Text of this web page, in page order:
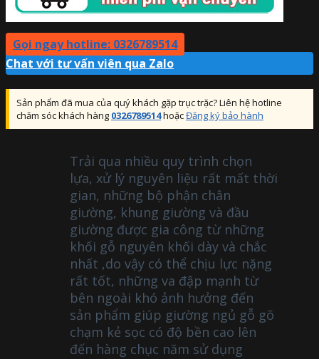
Gọi ngay hotline: 0326789514
Chat với tư vấn viên qua Zalo
Sản phẩm đã mua của quý khách gặp trục trặc? Liên hệ hotline
chăm sóc khách hàng 0326789514hoặcĐăng ký bảo hành
Trải qua nhiều quy trình chọn
lựa, xử lý nguyên liệu rất mất thời
gian, những bộ phận chân
giường, khung giường và đầu
giường được gia công từ những
khối gỗ nguyên khối dày và chắc
nhất ,do vậy có thể chịu lực nặng
rất tốt, những va đập mạnh từ
bên ngoài khó ảnh hưởng đến
sản phẩm giúp giường ngủ gỗ gõ
chạm kẻ sọc có độ bền cao lên
đến hàng chục năm sử dụng